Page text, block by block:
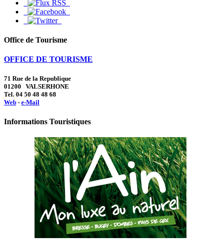
Office de Tourisme
OFFICE DE TOURISME
71 Rue de la Republique
01200 VALSERHONE
Tel. 04 50 48 48 68
Web - e-Mail
Informations Touristiques